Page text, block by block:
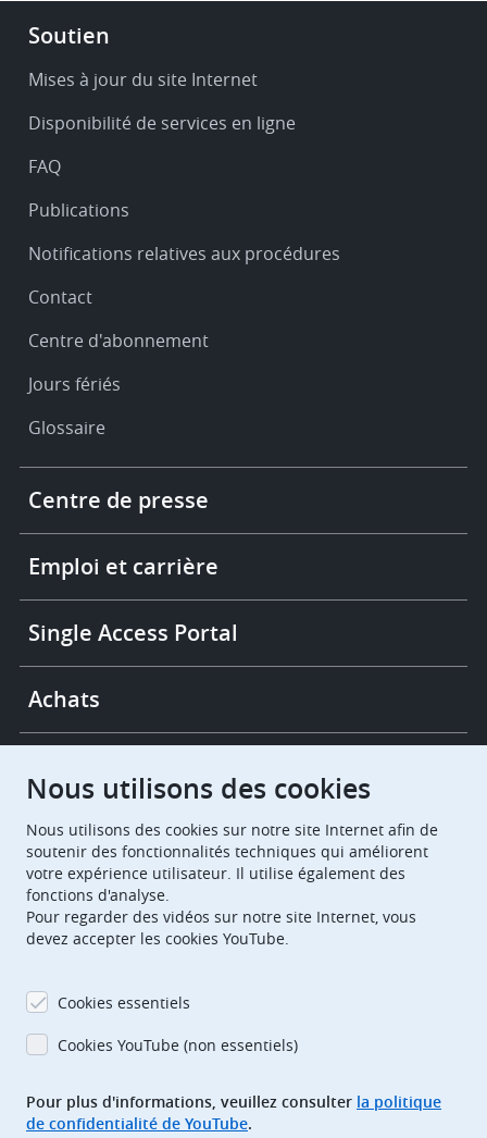
Footer
Service
support
Soutien
Mises à jour du site Internet
Disponibilité de services en ligne
FAQ
Publications
Notifications relatives aux procédures
Contact
Centre d'abonnement
Jours fériés
Glossaire
More
links
Centre de presse
Emploi et carrière
Single Access Portal
Achats
European Patent Office EPO Jobs
EuropeanPatentOffice
EPOorg EPOjobs
TheEPO
Nous utilisons des cookies
Nous utilisons des cookies sur notre site Internet afin de
soutenir des fonctionnalités techniques qui améliorent
votre expérience utilisateur. Il utilise également des
fonctions d'analyse.
Pour regarder des vidéos sur notre site Internet, vous
devez accepter les cookies YouTube.
Cookies essentiels
Cookies YouTube (non essentiels)
Pour plus d'informations, veuillez consulter la politique
de confidentialité de YouTube.